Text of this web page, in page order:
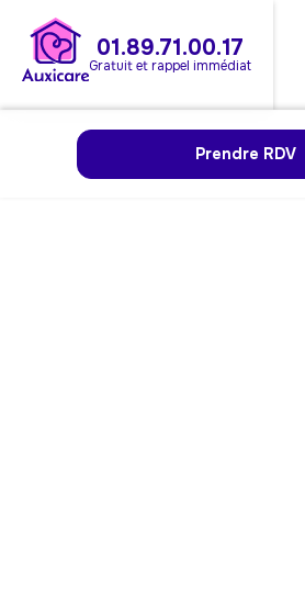
01.89.71.00.17
Gratuit et rappel immédiat
Prendre RDV